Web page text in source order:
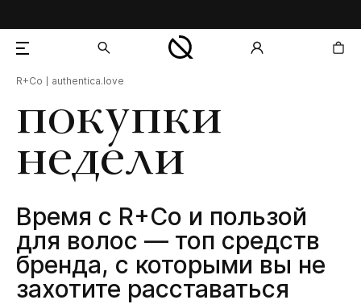
покупки
недели
Время с R+Co и пользой
для волос — топ средств
бренда, с которыми вы не
захотите расставаться
R+Co authentica.love